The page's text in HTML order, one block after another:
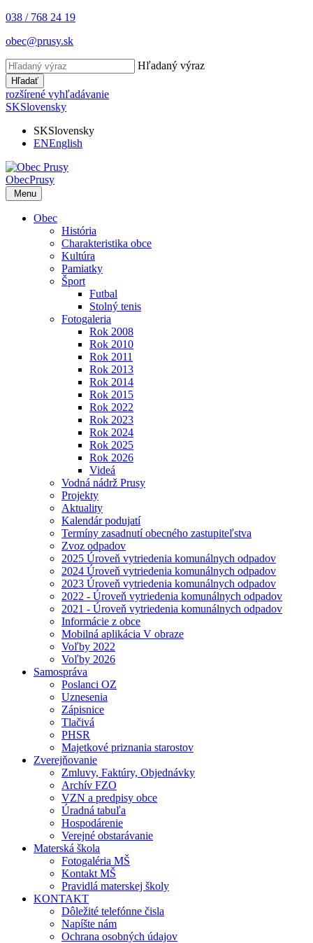
038 / 768 24 19
obec@prusy.sk
Hľadaný výraz
Hľadať
rozšírené vyhľadávanie
SKSlovensky
SKSlovensky
ENEnglish
ObecPrusy
Menu
Obec
História
Charakteristika obce
Kultúra
Pamiatky
Šport
Futbal
Stolný tenis
Fotogaleria
Rok 2008
Rok 2010
Rok 2011
Rok 2013
Rok 2014
Rok 2015
Rok 2022
Rok 2023
Rok 2024
Rok 2025
Rok 2026
Videá
Vodná nádrž Prusy
Projekty
Aktuality
Kalendár podujatí
Termíny zasadnutí obecného zastupiteľstva
Zvoz odpadov
2025 Úroveň vytriedenia komunálnych odpadov
2024 Úroveň vytriedenia komunálnych odpadov
2023 Úroveň vytriedenia komunálnych odpadov
2022 - Úroveň vytriedenia komunálnych odpadov
2021 - Úroveň vytriedenia komunálnych odpadov
Informácie z obce
Mobilná aplikácia V obraze
Voľby 2022
Voľby 2026
Samospráva
Poslanci OZ
Uznesenia
Zápisnice
Tlačivá
PHSR
Majetkové priznania starostov
Zverejňovanie
Zmluvy, Faktúry, Objednávky
Archív FZO
VZN a predpisy obce
Úradná tabuľa
Hospodárenie
Verejné obstarávanie
Materská škola
Fotogaléria MŠ
Kontakt MŠ
Pravidlá materskej školy
KONTAKT
Dôležité telefónne čisla
Napíšte nám
Ochrana osobných údajov